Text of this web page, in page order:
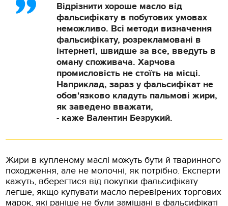
Відрізнити хороше масло від
фальсифікату в побутових умовах
неможливо. Всі методи визначення
фальсифікату, розрекламовані в
інтернеті, швидше за все, введуть в
оману споживача. Харчова
промисловість не стоїть на місці.
Наприклад, зараз у фальсифікат не
обов'язково кладуть пальмові жири,
як заведено вважати,
- каже Валентин Безрукий.
Жири в купленому маслі можуть бути й тваринного
походження, але не молочні, як потрібно. Експерти
кажуть, вберегтися від покупки фальсифікату
легше, якщо купувати масло перевірених торгових
марок, які раніше не були замішані в фальсифікаті